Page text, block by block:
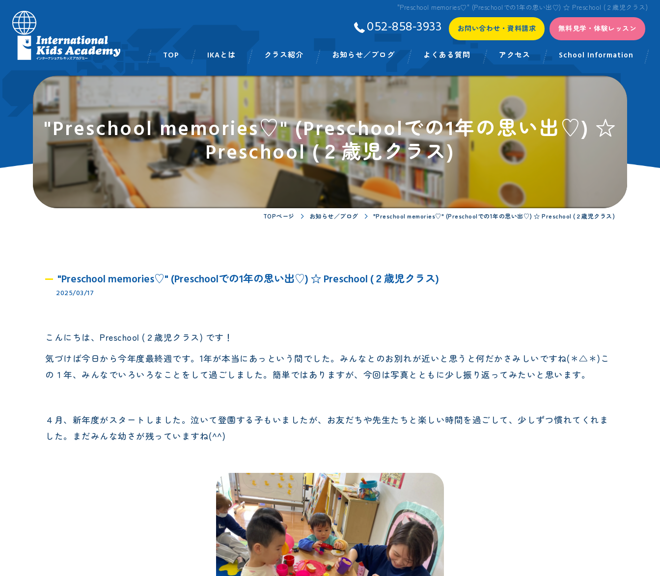
"Preschool memories♡" (Preschoolでの1年の思い出♡) ☆ Preschool (２歳児クラス)
052-858-3933 お問い合わせ・資料請求 無料見学・体験レッスン
TOP IKAとは
スタッフ
クラス紹介
ベビークラス
スモールキッズクラス
プリスクールクラス
キンディクラス
イングリッシュタイム
ビッグキッズイングリッシュタイム
お知らせ／ブログ よくある質問 アクセス School Information
"Preschool memories♡" (Preschoolでの1年の思い出♡) ☆
Preschool (２歳児クラス)
TOPページ お知らせ／ブログ "Preschool memories♡" (Preschoolでの1年の思い出♡) ☆ Preschool (２歳児クラス)
"Preschool memories♡" (Preschoolでの1年の思い出♡) ☆ Preschool (２歳児クラス)
2025/03/17
こんにちは、Preschool (２歳児クラス) です！
気づけば今日から今年度最終週です。1年が本当にあっという間でした。みんなとのお別れが近いと思うと何だかさみしいですね(＊△＊)こ
の１年、みんなでいろいろなことをして過ごしました。簡単ではありますが、今回は写真とともに少し振り返ってみたいと思います。
４月、新年度がスタートしました。泣いて登園する子もいましたが、お友だちや先生たちと楽しい時間を過ごして、少しずつ慣れてくれま
した。まだみんな幼さが残っていますね(^^)